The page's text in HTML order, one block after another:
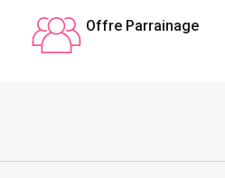
Offre Parrainage